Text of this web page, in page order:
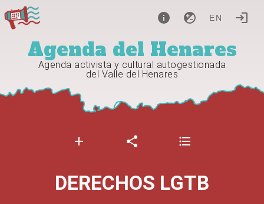
EN
Agenda del Henares
Agenda activista y cultural autogestionada
del Valle del Henares
DERECHOS LGTB